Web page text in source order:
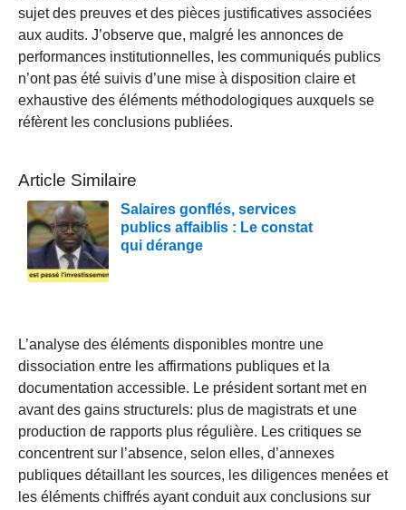
sujet des preuves et des pièces justificatives associées
aux audits. J’observe que, malgré les annonces de
performances institutionnelles, les communiqués publics
n’ont pas été suivis d’une mise à disposition claire et
exhaustive des éléments méthodologiques auxquels se
réfèrent les conclusions publiées.
Article Similaire
Salaires gonflés, services
publics affaiblis : Le constat
qui dérange
L’analyse des éléments disponibles montre une
dissociation entre les affirmations publiques et la
documentation accessible. Le président sortant met en
avant des gains structurels: plus de magistrats et une
production de rapports plus régulière. Les critiques se
concentrent sur l’absence, selon elles, d’annexes
publiques détaillant les sources, les diligences menées et
les éléments chiffrés ayant conduit aux conclusions sur